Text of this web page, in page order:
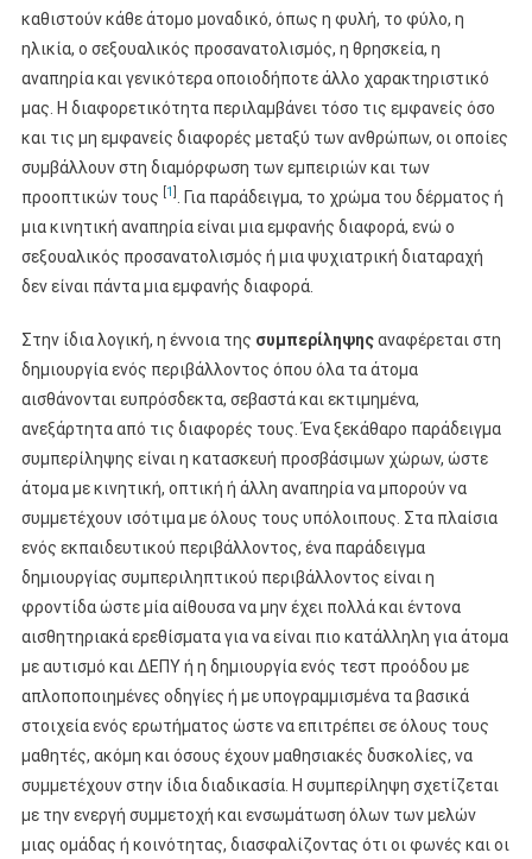
καθιστούν κάθε άτομο μοναδικό, όπως η φυλή, το φύλο, η
ηλικία, ο σεξουαλικός προσανατολισμός, η θρησκεία, η
αναπηρία και γενικότερα οποιοδήποτε άλλο χαρακτηριστικό
μας. Η διαφορετικότητα περιλαμβάνει τόσο τις εμφανείς όσο
και τις μη εμφανείς διαφορές μεταξύ των ανθρώπων, οι οποίες
συμβάλλουν στη διαμόρφωση των εμπειριών και των
προοπτικών τους
1
. Για παράδειγμα, το χρώμα του δέρματος ή
μια κινητική αναπηρία είναι μια εμφανής διαφορά, ενώ ο
σεξουαλικός προσανατολισμός ή μια ψυχιατρική διαταραχή
δεν είναι πάντα μια εμφανής διαφορά.
Στην ίδια λογική, η έννοια της συμπερίληψηςαναφέρεται στη
δημιουργία ενός περιβάλλοντος όπου όλα τα άτομα
αισθάνονται ευπρόσδεκτα, σεβαστά και εκτιμημένα,
ανεξάρτητα από τις διαφορές τους. Ένα ξεκάθαρο παράδειγμα
συμπερίληψης είναι η κατασκευή προσβάσιμων χώρων, ώστε
άτομα με κινητική, οπτική ή άλλη αναπηρία να μπορούν να
συμμετέχουν ισότιμα με όλους τους υπόλοιπους. Στα πλαίσια
ενός εκπαιδευτικού περιβάλλοντος, ένα παράδειγμα
δημιουργίας συμπεριληπτικού περιβάλλοντος είναι η
φροντίδα ώστε μία αίθουσα να μην έχει πολλά και έντονα
αισθητηριακά ερεθίσματα για να είναι πιο κατάλληλη για άτομα
με αυτισμό και ΔΕΠΥ ή η δημιουργία ενός τεστ προόδου με
απλοποποιημένες οδηγίες ή με υπογραμμισμένα τα βασικά
στοιχεία ενός ερωτήματος ώστε να επιτρέπει σε όλους τους
μαθητές, ακόμη και όσους έχουν μαθησιακές δυσκολίες, να
συμμετέχουν στην ίδια διαδικασία. Η συμπερίληψη σχετίζεται
με την ενεργή συμμετοχή και ενσωμάτωση όλων των μελών
μιας ομάδας ή κοινότητας, διασφαλίζοντας ότι οι φωνές και οι